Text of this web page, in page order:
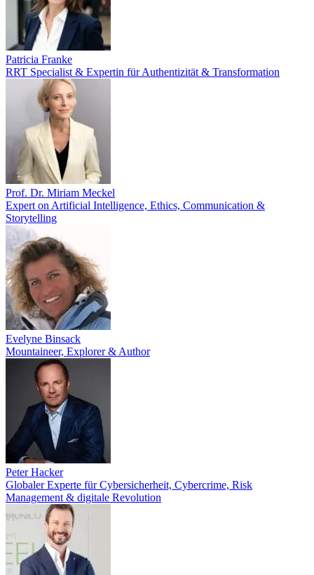
Patricia Franke
RRT Specialist & Expertin für Authentizität & Transformation
Prof. Dr. Miriam Meckel
Expert on Artificial Intelligence, Ethics, Communication &
Storytelling
Evelyne Binsack
Mountaineer, Explorer & Author
Peter Hacker
Globaler Experte für Cybersicherheit, Cybercrime, Risk
Management & digitale Revolution